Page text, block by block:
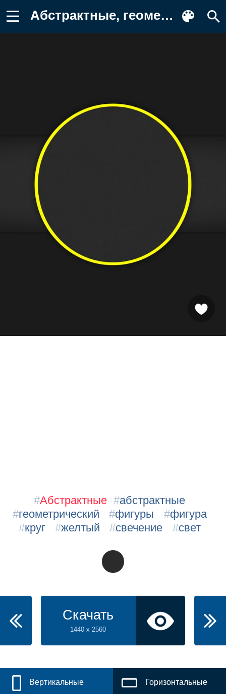
Абстрактные, геометрический, фигуры Фото
#Абстрактные #абстрактные
#геометрический #фигуры #фигура
#круг #желтый #свечение #свет
Скачать
1440 x 2560
Вертикальные Горизонтальные